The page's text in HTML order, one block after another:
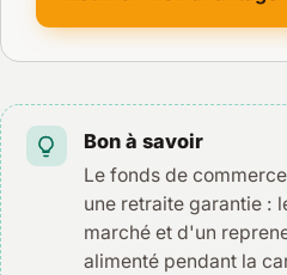
Bon à savoir
Le fonds de
une retraite garantie :
marché et d'un
alimenté pendant la